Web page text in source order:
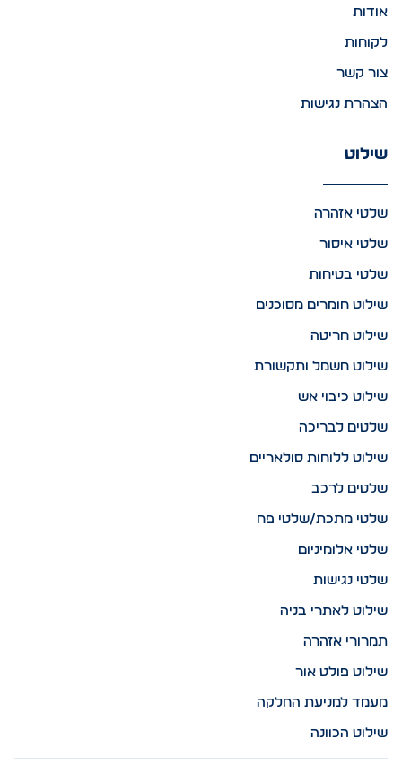
אודות
לקוחות
צור קשר
הצהרת נגישות
שילוט
שלטי אזהרה
שלטי איסור
שלטי בטיחות
שילוט חומרים מסוכנים
שילוט חריטה
שילוט חשמל ותקשורת
שילוט כיבוי אש
שלטים לבריכה
שילוט ללוחות סולאריים
שלטים לרכב
שלטי מתכת/שלטי פח
שלטי אלומיניום
שלטי נגישות
שילוט לאתרי בניה
תמרורי אזהרה
שילוט פולט אור
מעמד למניעת החלקה
שילוט הכוונה